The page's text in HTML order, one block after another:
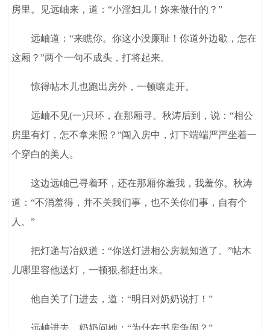
房里。见远岫来，道：“小淫妇儿！妳来做什的？”
远岫道：“来瞧你。你这小没廉耻！你道外边歇，怎在
这厢？”两个一句不成头，打将起来。
惊得帖木儿也跑出房外，一顿嚷走开。
远岫不见(一)只环，在那厢寻。秋涛后到，说：“相公
房里有灯，怎不拿来照？”闯入房中，灯下端端严严坐着一
个穿白的美人。
这边远岫已寻着环，还在那厢你羞我，我羞你。秋涛
道：“不消羞得，并不关我们事，也不关你们事，自有个
人。”
把灯递与冶奴道：“你送灯进相公房就知道了。”帖木
儿哪里容他送灯，一顿狠,都赶出来。
他自关了门进去，道：“明日对奶奶说打！”